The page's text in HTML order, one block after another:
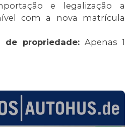
e legalização a
com a nova matrícula
de propriedade: Apenas 1